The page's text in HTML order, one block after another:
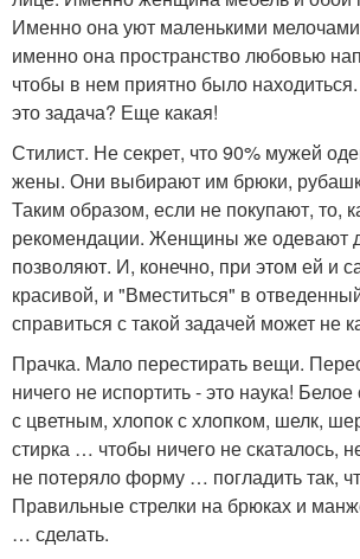
Именно она уют маленькими
именно она пространство любовью
чтобы в нем приятно было
это задача? Еще какая!
Стилист. Не секрет, что 90% мужей
жены. Они выбирают им брюки,
Таким образом, если не покупают, то,
рекомендации. Женщины же одевают
позволяют. И, конечно, при этом ей и
красивой, и "Вместиться" в
справиться с такой задачей может не
Прачка. Мало перестирать вещи.
ничего не испортить - это наука!
с цветным, хлопок с хлопком, шелк,
стирка … чтобы ничего не скаталось,
не потеряло форму … погладить так,
Правильные стрелки на брюках и
… сделать.